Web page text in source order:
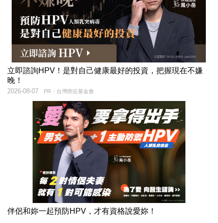
立即諮詢HPV！是對自己健康最好的投資，把握現在不嫌
晚！
PR・台灣癌症基金會
2026-08-07
伴侶和妳一起預防HPV，才有資格說愛妳！